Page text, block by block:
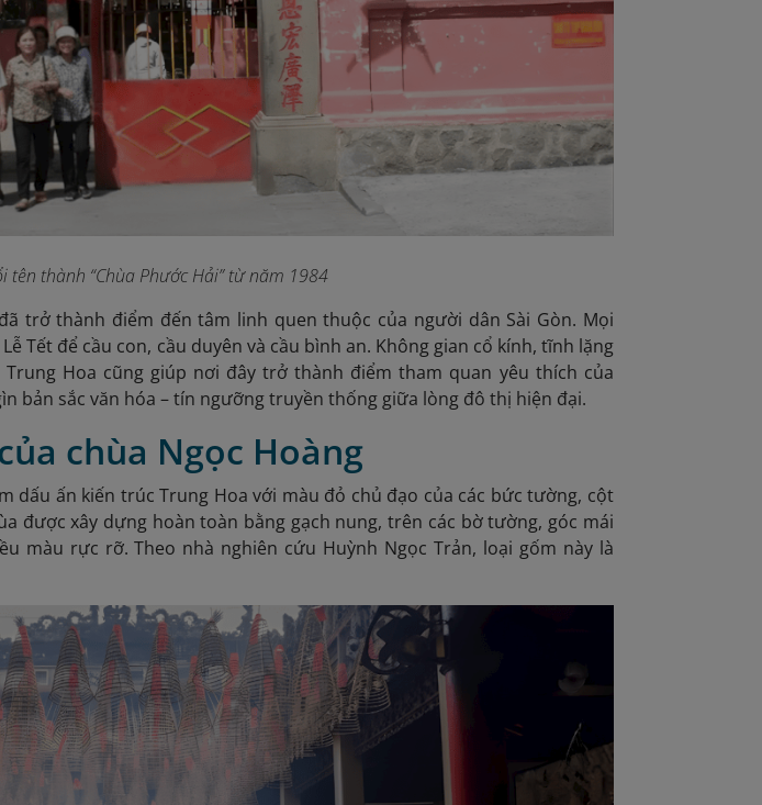
tên thành “Chùa Phước Hải” từ năm 1984
trở thành điểm đến tâm linh quen thuộc của người dân Sài Gòn. Mọi
Tết để cầu con, cầu duyên và cầu bình an. Không gian cổ kính, tĩnh lặng
Hoa cũng giúp nơi đây trở thành điểm tham quan yêu thích của
bản sắc văn hóa – tín ngưỡng truyền thống giữa lòng đô thị hiện đại.
chùa Ngọc Hoàng
dấu ấn kiến trúc Trung Hoa với màu đỏ chủ đạo của các bức tường, cột
được xây dựng hoàn toàn bằng gạch nung, trên các bờ tường, góc mái
màu rực rỡ. Theo nhà nghiên cứu Huỳnh Ngọc Trản, loại gốm này là